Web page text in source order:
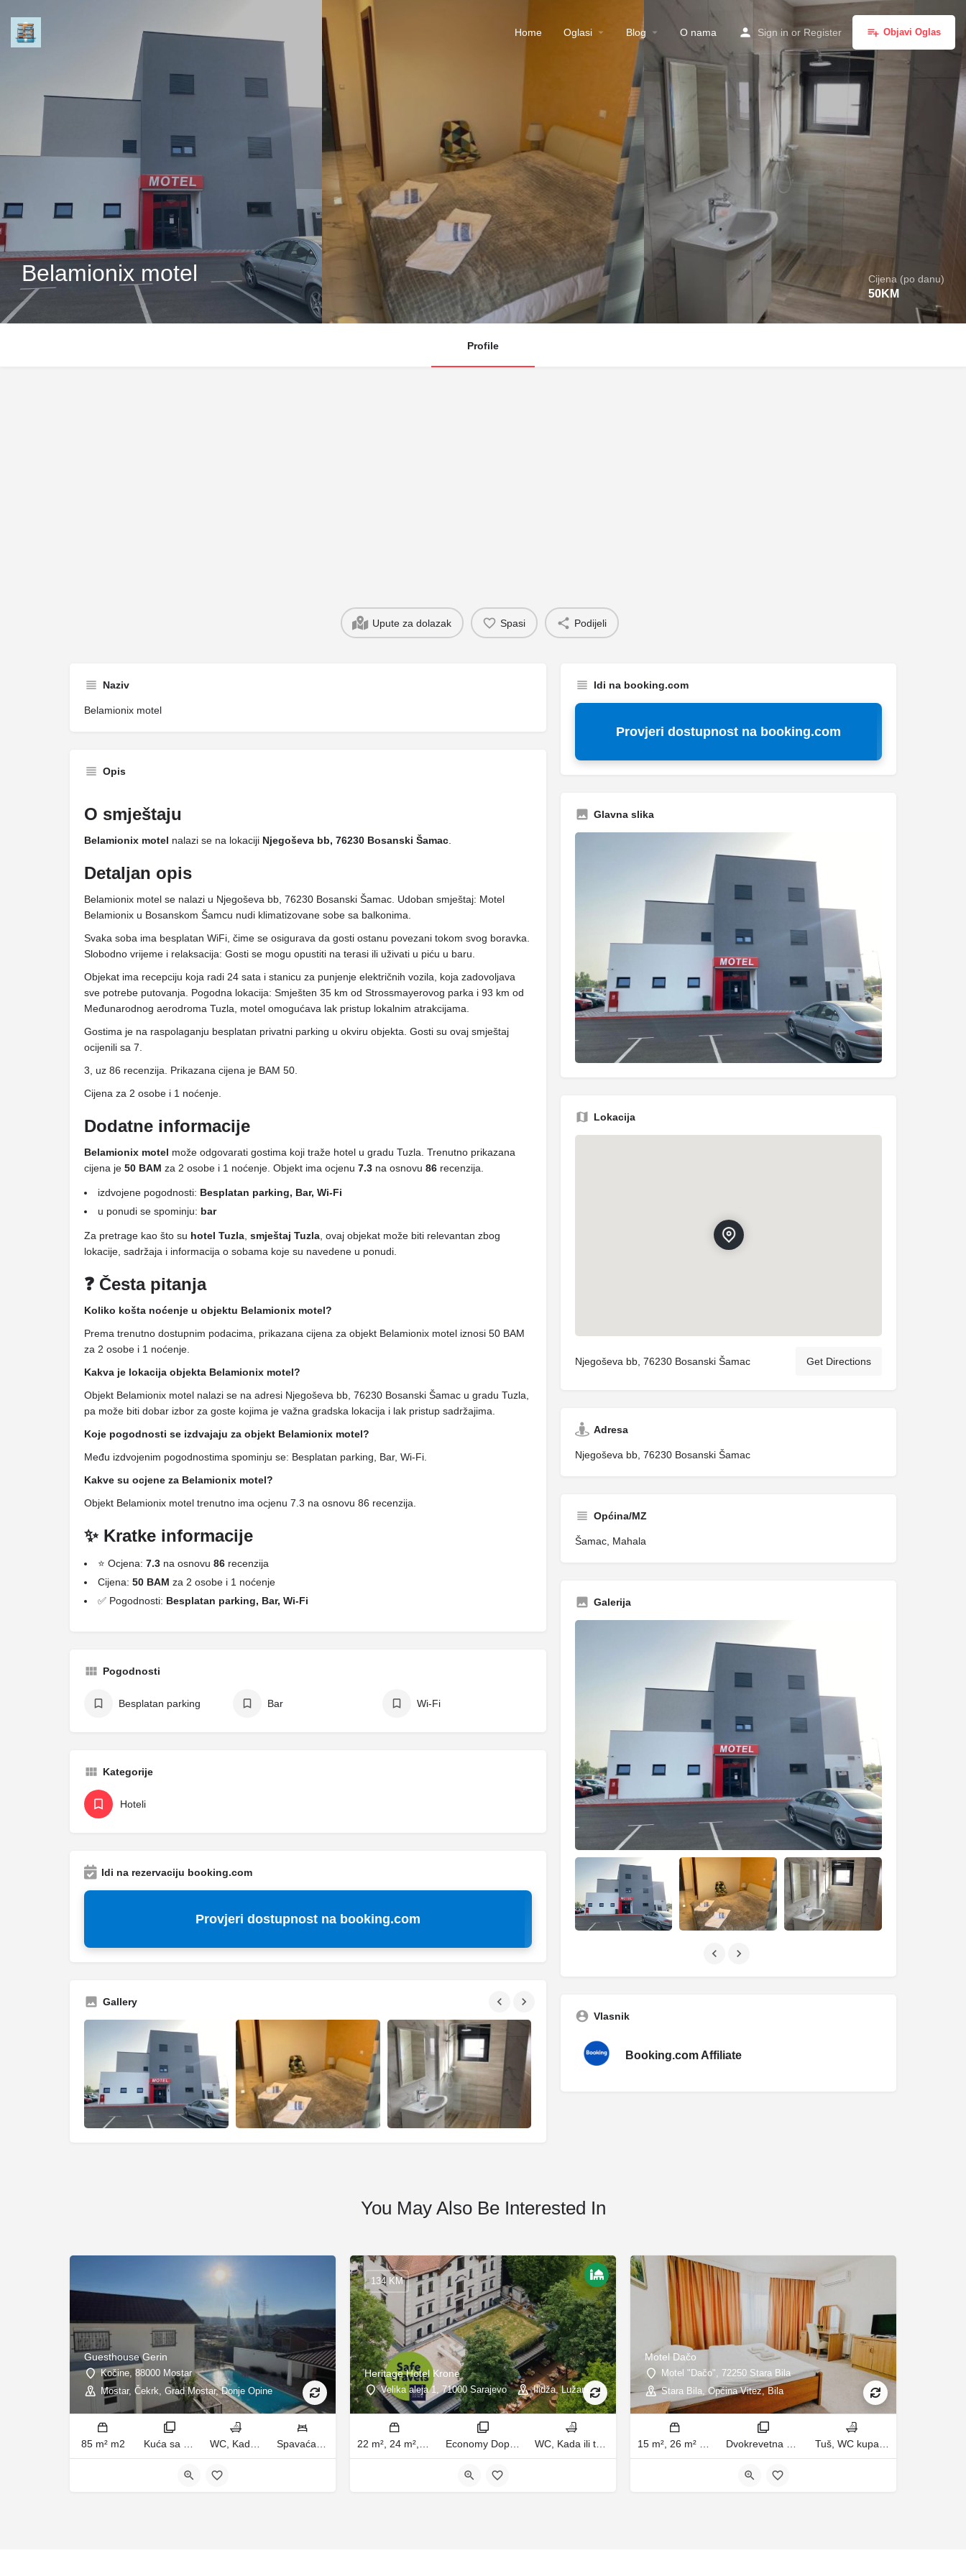
Home Oglasi Blog O nama Sign in or Register Objavi Oglas
Belamionix motel Cijena (po danu)
50KM
Profile
Upute za dolazak Spasi Podijeli
Naziv
Belamionix motel
Opis
O smještaju
Belamionix motel nalazi se na lokaciji Njegoševa bb, 76230 Bosanski Šamac
Detaljan opis
Belamionix motel se nalazi u Njegoševa bb, 76230 Bosanski Šamac. Udoban smještaj: Motel
Belamionix u Bosanskom Šamcu nudi klimatizovane sobe sa balkonima.
Svaka soba ima besplatan WiFi, čime se osigurava da gosti ostanu povezani tokom svog boravka.
Slobodno vrijeme i relaksacija: Gosti se mogu opustiti na terasi ili uživati ​​u piću u baru.
Objekat ima recepciju koja radi 24 sata i stanicu za punjenje električnih vozila, koja zadovoljava
sve potrebe putovanja. Pogodna lokacija: Smješten 35 km od Strossmayerovog parka i 93 km od
Međunarodnog aerodroma Tuzla, motel omogućava lak pristup lokalnim atrakcijama.
Gostima je na raspolaganju besplatan privatni parking u okviru objekta. Gosti su ovaj smještaj
ocijenili sa 7.
3, uz 86 recenzija. Prikazana cijena je BAM 50.
Cijena za 2 osobe i 1 noćenje.
Dodatne informacije
Belamionix motel može odgovarati gostima koji traže hotel u gradu Tuzla. Trenutno prikazana
cijena je 50 BAM za 2 osobe i 1 noćenje. Objekt ima ocjenu 7.3 na osnovu 86 recenzija.
izdvojene pogodnosti: Besplatan parking, Bar, Wi-Fi
u ponudi se spominju: bar
Za pretrage kao što su hotel Tuzla smještaj Tuzla , ovaj objekat može biti relevantan zbog
lokacije, sadržaja i informacija o sobama koje su navedene u ponudi.
❓ Česta pitanja
Koliko košta noćenje u objektu Belamionix motel?
Prema trenutno dostupnim podacima, prikazana cijena za objekt Belamionix motel iznosi 50 BAM
za 2 osobe i 1 noćenje.
Kakva je lokacija objekta Belamionix motel?
Objekt Belamionix motel nalazi se na adresi Njegoševa bb, 76230 Bosanski Šamac u gradu Tuzla,
pa može biti dobar izbor za goste kojima je važna gradska lokacija i lak pristup sadržajima.
Koje pogodnosti se izdvajaju za objekt Belamionix motel?
Među izdvojenim pogodnostima spominju se: Besplatan parking, Bar, Wi-Fi.
Kakve su ocjene za Belamionix motel?
Objekt Belamionix motel trenutno ima ocjenu 7.3 na osnovu 86 recenzija.
✨ Kratke informacije
⭐ Ocjena: 7.3 na osnovu 86 recenzija
Cijena: 50 BAM za 2 osobe i 1 noćenje
✅ Pogodnosti: Besplatan parking, Bar, Wi-Fi
Pogodnosti
Besplatan parking Bar Wi-Fi
Kategorije
Hoteli
Idi na rezervaciju booking.com
Provjeri dostupnost na booking.com
Gallery
Idi na booking.com
Provjeri dostupnost na booking.com
Glavna slika
Lokacija
Njegoševa bb, 76230 Bosanski Šamac Get Directions
Adresa
Njegoševa bb, 76230 Bosanski Šamac
Općina/MZ
Šamac, Mahala
Galerija
Vlasnik
Booking.com Affiliate
You May Also Be Interested In
Guesthouse Gerin
Kočine, 88000 Mostar
Mostar, Čekrk, Grad Mostar, Donje Opine
85 m² m2
Heritage Hotel Krone
Velika aleja 1, 71000 Sarajevo Ilidža, Lužani
134 KM
WC, Kada ili tuš kupatila
Motel Dačo
Motel "Dačo", 72250 Stara Bila
Stara Bila, Općina Vitez, Bila